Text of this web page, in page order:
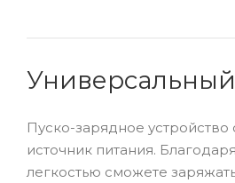
Пуско-зарядное
источник питания.
легкостью сможете